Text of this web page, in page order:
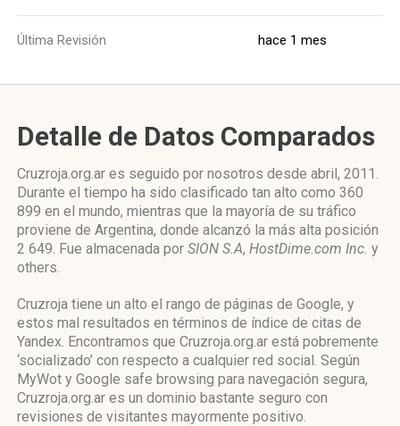
Última Revisión hace 1 mes
Detalle de Datos Comparados
Cruzroja.org.ar es seguido por nosotros desde abril, 2011.
Durante el tiempo ha sido clasificado tan alto como 360
899 en el mundo, mientras que la mayoría de su tráfico
proviene de Argentina, donde alcanzó la más alta posición
2 649. Fue almacenada por SION S.A, HostDime.com Inc. y
others.
Cruzroja tiene un alto el rango de páginas de Google, y
estos mal resultados en términos de índice de citas de
Yandex. Encontramos que Cruzroja.org.ar está pobremente
‘socializado’ con respecto a cualquier red social. Según
MyWot y Google safe browsing para navegación segura,
Cruzroja.org.ar es un dominio bastante seguro con
revisiones de visitantes mayormente positivo.